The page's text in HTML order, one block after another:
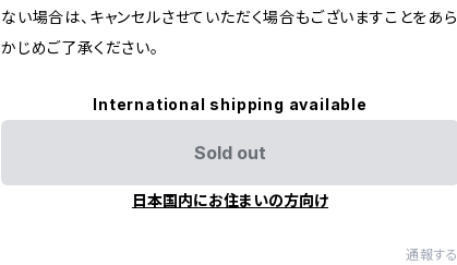
ない場合は、キャンセルさせていただく場合もございますことをあら
かじめご了承ください。
International shipping available
Sold out
日本国内にお住まいの方向け
通報する